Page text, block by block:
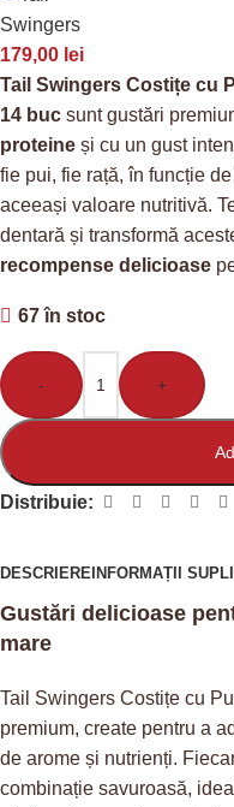
179,00 lei
Tail Swingers Costițe cu
14 buc sunt gustări
proteine și cu un gust
fie pui, fie rață, în funcție
aceeași valoare nutritivă.
dentară și transformă
recompense delicioase
67 în stoc
- +
Distribuie:
DESCRIERE INFORMAȚII
Gustări delicioase
mare
Tail Swingers Costițe cu
premium, create pentru a
de arome și nutrienți.
combinație savuroasă,